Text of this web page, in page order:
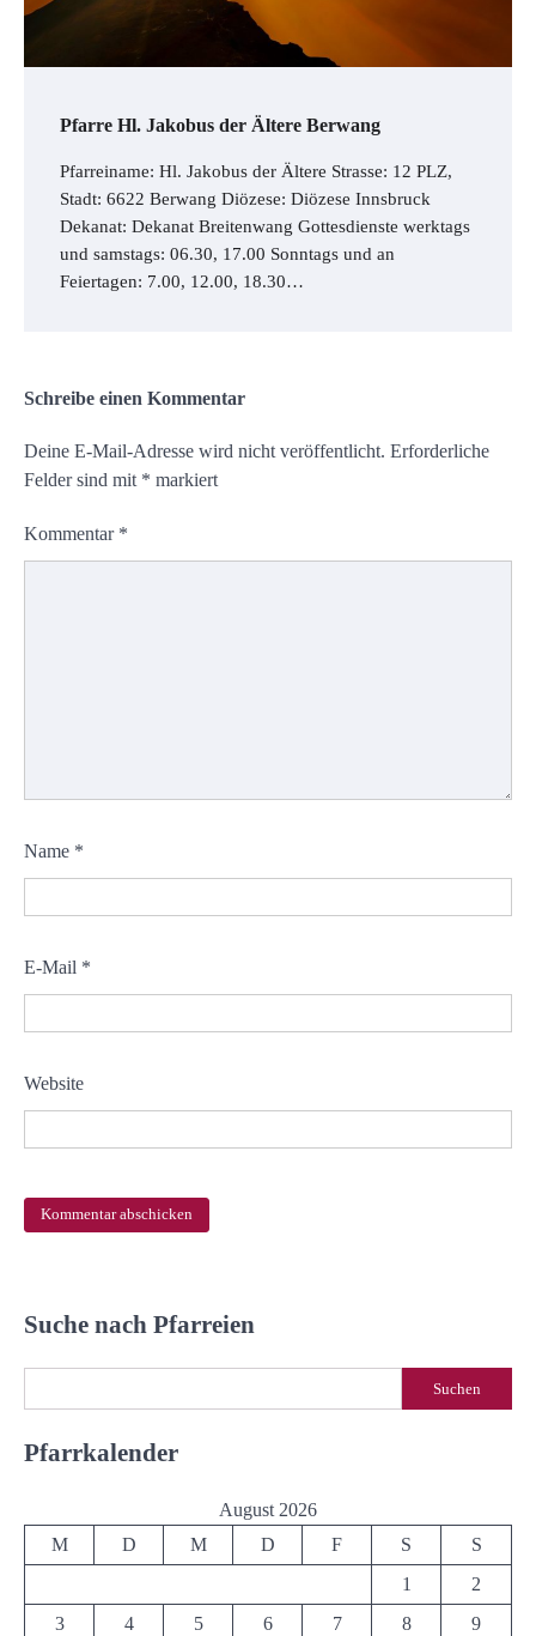
Pfarre Hl. Jakobus der Ältere Berwang
Pfarreiname: Hl. Jakobus der Ältere Strasse: 12 PLZ,
Stadt: 6622 Berwang Diözese: Diözese Innsbruck
Dekanat: Dekanat Breitenwang Gottesdienste werktags
und samstags: 06.30, 17.00 Sonntags und an
Feiertagen: 7.00, 12.00, 18.30…
Schreibe einen Kommentar
Deine E-Mail-Adresse wird nicht veröffentlicht. Erforderliche
Felder sind mit * markiert
Kommentar *
Name *
E-Mail *
Website
Suche nach Pfarreien
Suchen
Pfarrkalender
August 2026
M
D M D F S
S
1
2
3
4 5 6 7 8
9